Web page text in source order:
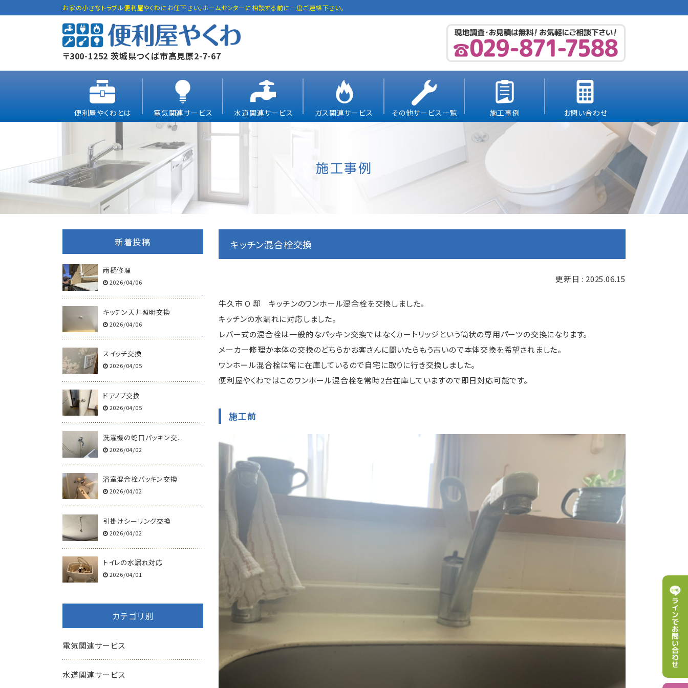
お家の小さなトラブル便利屋やくわにお任下さい。ホームセンターに相談する前に一度ご連絡下さい。
〒300-1252 茨城県つくば市高見原2-7-67
便利屋やくわとは 電気関連サービス 水道関連サービス ガス関連サービス その他サービス一覧 施工事例 お問い合わせ
施工事例
キッチン混合栓交換
更新日 : 2025.06.15
牛久市 O 邸 キッチンのワンホール混合栓を交換しました。
キッチンの水漏れに対応しました。
レバー式の混合栓は一般的なパッキン交換ではなくカートリッジという筒状の専用パーツの交換になります。
メーカー修理か本体の交換のどちらかお客さんに聞いたらもう古いので本体交換を希望されました。
ワンホール混合栓は常に在庫しているので自宅に取りに行き交換しました。
便利屋やくわではこのワンホール混合栓を常時2台在庫していますので即日対応可能です。
施工前
新着投稿
雨樋修理
2026/04/06
キッチン天井照明交換
2026/04/06
スイッチ交換
2026/04/05
ドアノブ交換
2026/04/05
洗濯機の蛇口パッキン交...
2026/04/02
浴室混合栓パッキン交換
2026/04/02
引掛けシーリング交換
2026/04/02
トイレの水漏れ対応
2026/04/01
カテゴリ別
電気関連サービス
水道関連サービス